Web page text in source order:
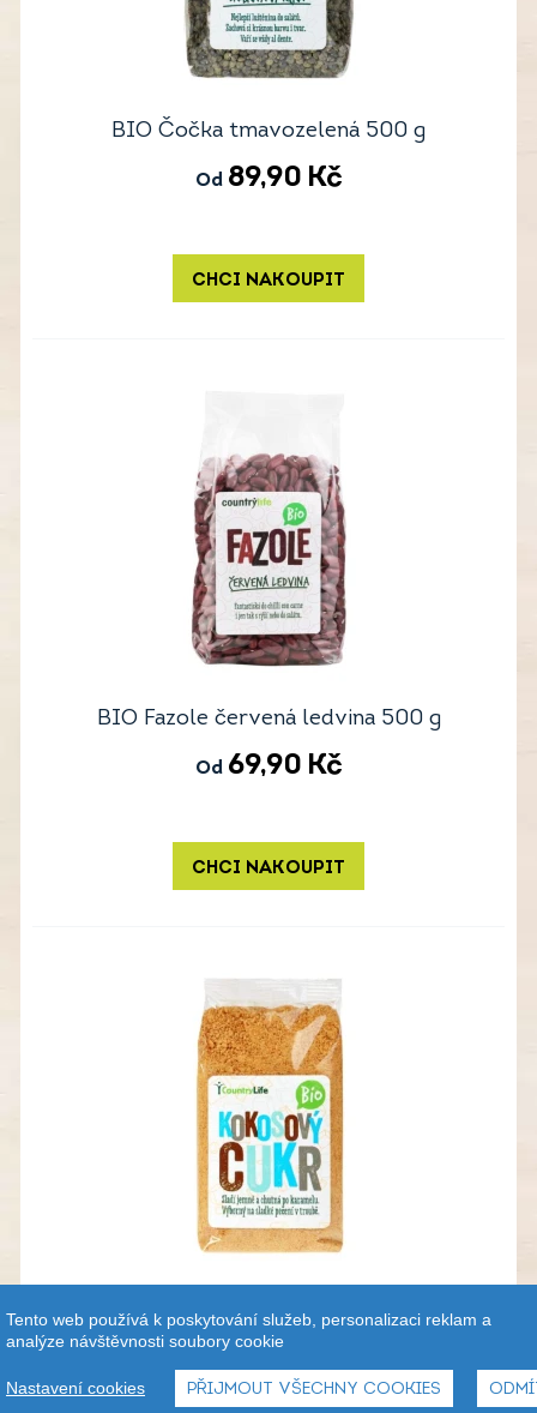
BIO Čočka tmavozelená 500 g
Od 89,90 Kč
CHCI NAKOUPIT
BIO Fazole červená ledvina 500 g
Od 69,90 Kč
CHCI NAKOUPIT
Od75,90
Tento web používá k poskytování služeb, personalizaci reklam a
analýze návštěvnosti soubory cookie
Nastavení cookies PŘIJMOUT VŠECHNY COOKIES